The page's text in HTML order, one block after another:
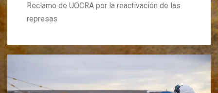
Reclamo de UOCRA por la reactivación de las
represas